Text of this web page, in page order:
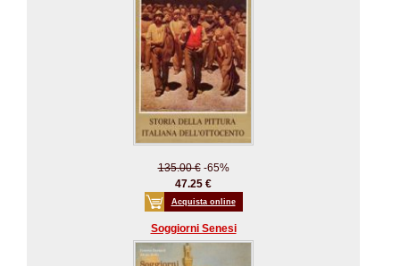
135.00 €-65%
47.25 €
Acquista online
Soggiorni Senesi